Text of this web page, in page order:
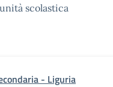
scolastica
- Liguria